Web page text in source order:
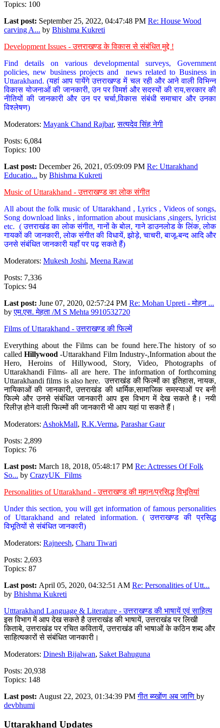
Topics: 100
Last post: September 25, 2022, 04:47:48 PM Re: House Wood
carving A... by Bhishma Kukreti
Development Issues - उत्तराखण्ड के विकास से संबंधित मुद्दे !
Find details on various developmental surveys, Government
policies, new business projects and news related to Business in
Uttarakhand. (यहां आप पायेंगे उत्तराखण्ड में चल रही और आने वाली विभिन्न
विकास योजनाओं की जानकारी, उन पर विमर्श और सदस्यों की राय,सरकार की
नीतियों की जानकारी और उन पर चर्चा,विकास संबंधी समाचार और उनका
विश्लेषण)
Moderators: Mayank Chand Rajbar,सत्यदेव सिंह नेगी
Posts: 6,084
Topics: 100
Last post: December 26, 2021, 05:09:09 PM Re: Uttarakhand
Educatio... by Bhishma Kukreti
Music of Uttarakhand - उत्तराखण्ड का लोक संगीत
All about the folk music of Uttarakhand , Lyrics , Videos of songs,
Song download links , information about musicians ,singers, lyricist
etc. ( उत्तराखंड का लोक संगीत, गानों के बोल, गाने डाउनलोड के लिंक, लोक
गायकों की जानकारी, लोक संगीत की विधायें, झोड़े, चाचरी, बाजू-बन्द आदि और
उनसे संबंधित जानकारी यहाँ पर पढ़ सकते हैं)
Moderators: Mukesh Joshi, Meena Rawat
Posts: 7,336
Topics: 94
Last post: June 07, 2020, 02:57:24 PM Re: Mohan Upreti - मोहन ...
byएम.एस. मेहता /M S Mehta 9910532720
Films of Uttarakhand - उत्तराखण्ड की फिल्में
Everything about the Films can be found here.The history of so
calledHillywood-Uttarakhand Film Industry-,Information about the
Hero, Heroins of Hillywood, Story, Video, Photographs of
Uttarakhandi Films- all are here. The information of forthcoming
Uttarakhandi films is also here. उत्तराखंड की फिल्मों का इतिहास, नायक,
नायिकाओं की जानकारी, उत्तराखंड की धार्मिक,सामाजिक समस्याओं पर बनी
फिल्मे और उनसे संबंधित जानकारी आप इस विभाग में देख सकते है। नयी
रिलीज़ होने वाली फिल्मों की जानकारी भी आप यहां पा सकते हैं।
Moderators: AshokMall, R.K.Verma, Parashar Gaur
Posts: 2,899
Topics: 76
Last post: March 18, 2018, 05:48:17 PM Re: Actresses Of Folk
So... by CrazyUK_Films
Personalities of Uttarakhand - उत्तराखण्ड की महान/प्रसिद्ध विभूतियां
Under this section, you will get information of famous personalities
of Uttarakhand and related information. ( उत्तराखण्ड की प्रसिद्ध
विभूतियों से संबंधित जानकारी)
Moderators: Rajneesh, Charu Tiwari
Posts: 2,693
Topics: 87
Last post: April 05, 2020, 04:32:51 AM Re: Personalities of Utt...
by Bhishma Kukreti
Utttarakhand Language & Literature - उत्तराखण्ड की भाषायें एवं साहित्य
इस विभाग में आप देख सकते है उत्तराखंड की भाषायें, उत्तराखंड पर लिखी
किताबे, उत्तराखंड पर रचित कवितायें, उत्तराखंड की भाषाओं के कठिन शब्द और
साहित्यकारों से संबंधित जानकारी।
Moderators: Dinesh Bijalwan, Saket Bahuguna
Posts: 20,938
Topics: 148
Last post: August 22, 2023, 01:34:39 PMगीत ब्य्खोंण अब जाणि by
devbhumi
Uttarakhand Updates